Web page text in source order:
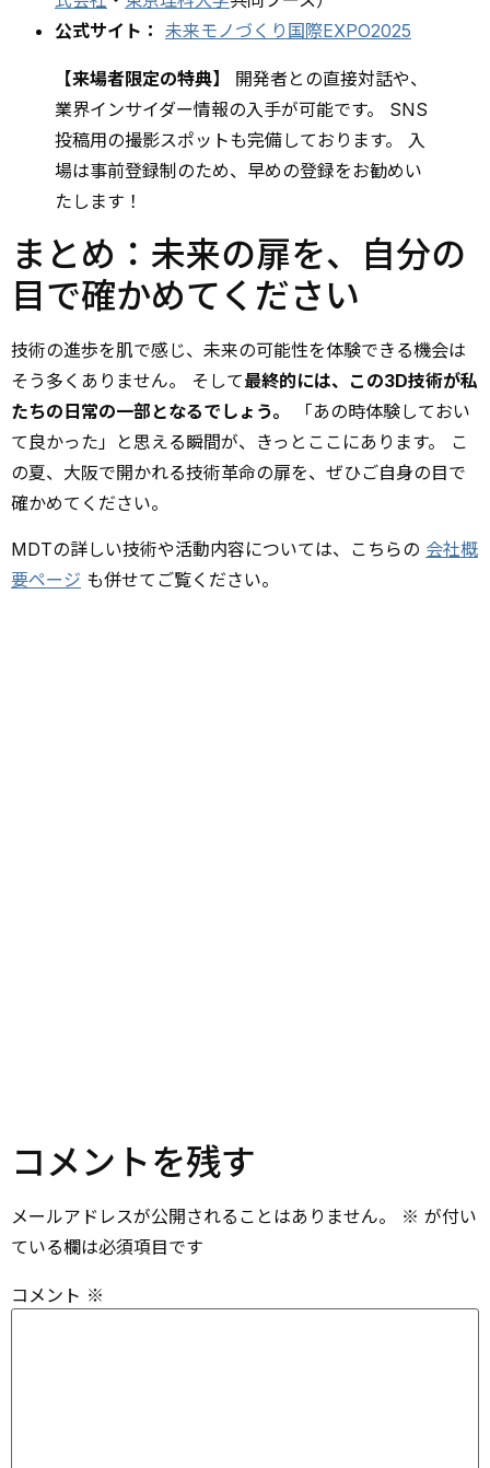
公式サイト： 未来モノづくり国際EXPO2025
【来場者限定の特典】
開発者との直接対話や、
業界インサイダー情報の入手が可能です。 SNS
投稿用の撮影スポットも完備しております。 入
場は事前登録制のため、早めの登録をお勧めい
たします！
まとめ：未来の扉を、自分の
目で確かめてください
技術の進歩を肌で感じ、未来の可能性を体験できる機会は
そう多くありません。 そして最終的には、この3D技術が私
たちの日常の一部となるでしょう。
「あの時体験しておい
て良かった」と思える瞬間が、きっとここにあります。 こ
の夏、大阪で開かれる技術革命の扉を、ぜひご自身の目で
確かめてください。
MDTの詳しい技術や活動内容については、こちらの 会社概
要ページ も併せてご覧ください。
コメントを残す
メールアドレスが公開されることはありません。 ※ が付い
ている欄は必須項目です
コメント ※